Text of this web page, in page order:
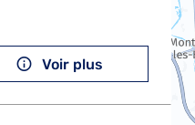
Voir plus